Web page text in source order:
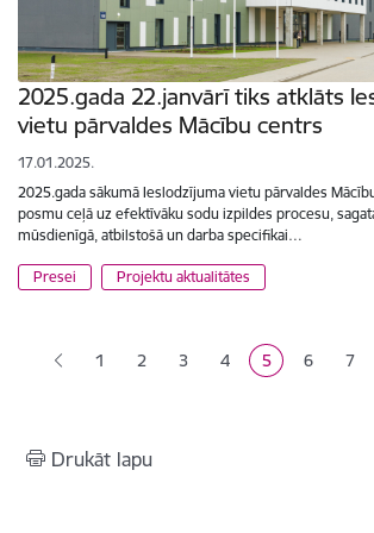
2025.gada 22.janvārī tiks atklāts
vietu pārvaldes Mācību centrs
17.01.2025.
2025.gada sākumā Ieslodzījuma vietu pārvaldes
posmu ceļā uz efektīvāku sodu izpildes procesu,
mūsdienīgā, atbilstošā un darba specifikai…
Presei Projektu aktualitātes
1 Lapa
2 Lapa
3 Lapa
4 Pašreizējā lapa
5 Lapa
6 Lapa
7
Drukāt lapu